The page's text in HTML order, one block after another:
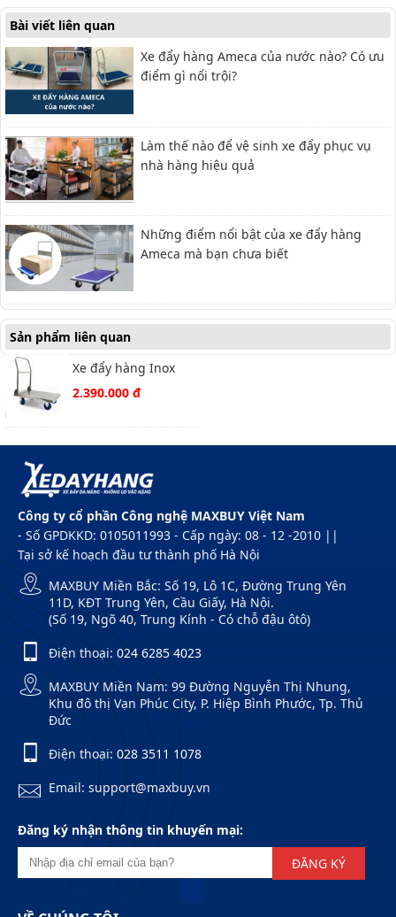
Bài viết liên quan
Xe đẩy hàng Ameca của nước nào? Có ưu
điểm gì nổi trội?
Làm thế nào để vệ sinh xe đẩy phục vụ
nhà hàng hiệu quả
Những điểm nổi bật của xe đẩy hàng
Ameca mà bạn chưa biết
Sản phẩm liên quan
Xe đẩy hàng Inox
HAM-300G
2.390.000 đ
Công ty cổ phần Công nghệ MAXBUY Việt Nam
- Số GPDKKD: 0105011993 - Cấp ngày: 08 - 12 -2010 ||
Tại sở kế hoạch đầu tư thành phố Hà Nội
MAXBUY Miền Bắc: Số 19, Lô 1C, Đường Trung Yên
11D, KĐT Trung Yên, Cầu Giấy, Hà Nội.
(Số 19, Ngõ 40, Trung Kính - Có chỗ đậu ôtô)
Điện thoại: 024 6285 4023
MAXBUY Miền Nam: 99 Đường Nguyễn Thị Nhung,
Khu đô thị Vạn Phúc City, P. Hiệp Bình Phước, Tp. Thủ
Đức
Điện thoại: 028 3511 1078
Email: support@maxbuy.vn
Đăng ký nhận thông tin khuyến mại:
ĐĂNG KÝ